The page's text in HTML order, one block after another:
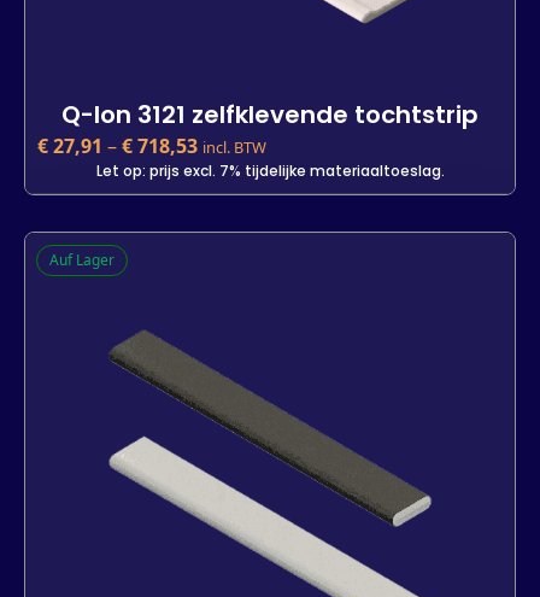
Q-lon 3121 zelfklevende tochtstrip
€27,91 –€718,53 incl. BTW
Let op: prijs excl. 7% tijdelijke materiaaltoeslag.
Q-lon 3121 zelfklevende tochtstrip
€27,91 incl. BTW
25 m 450 m
+
In den Warenkorb
Auf Lager